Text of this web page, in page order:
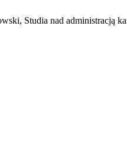
Studia nad administracją